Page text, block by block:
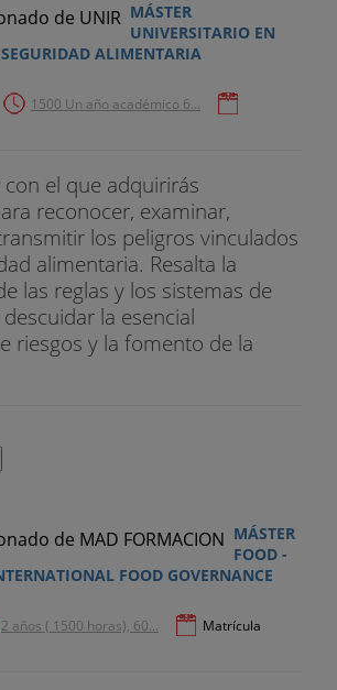
MÁSTER
UNIVERSITARIO EN
ALIMENTARIA
1500 Un año académico 6...
el que adquirirás
reconocer, examinar,
los peligros vinculados
alimentaria. Resalta la
las reglas y los sistemas de
la esencial
riesgos y la fomento de la
MÁSTER
FOOD -
FOOD GOVERNANCE
2 años ( 1500 horas), 60...
Matrícula